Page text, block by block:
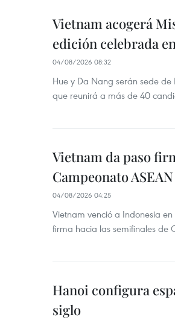
Vietnam acogerá
edición celebrada
04/08/2026 08:32
Hue y Da Nang serán sede
que reunirá a más de 40
Vietnam da paso
Campeonato
04/08/2026 04:25
Vietnam venció a Indonesia
firma hacia las semifinales de
Hanoi configura
siglo